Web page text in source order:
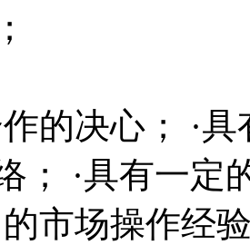
的决心； ·
； ·具有一定
的市场操作经